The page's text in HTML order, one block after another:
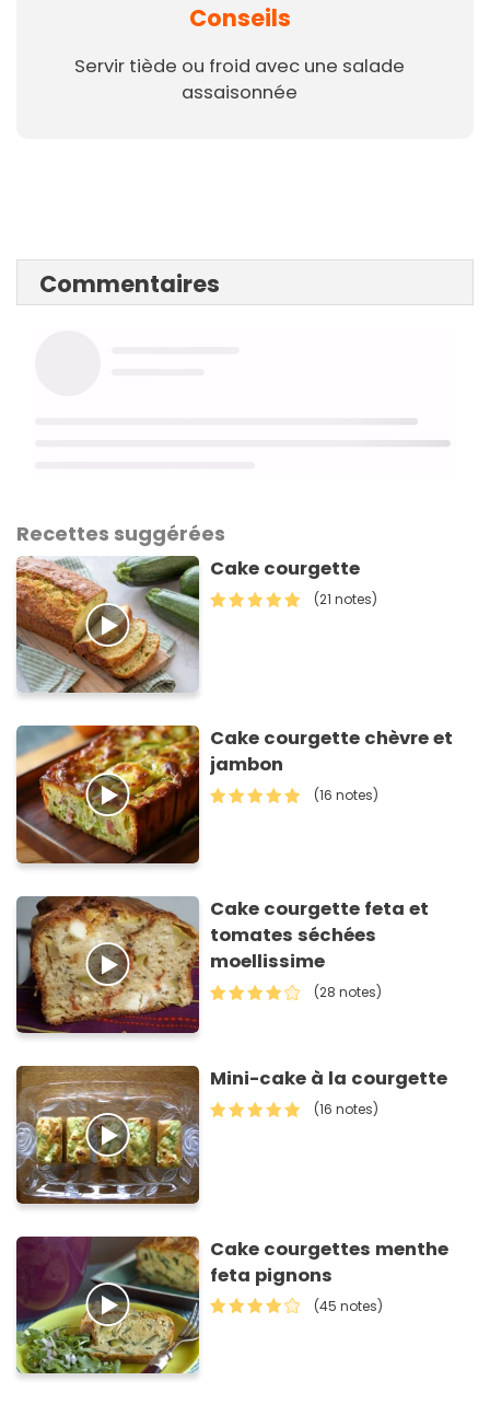
Conseils
Servir tiède ou froid avec une salade
assaisonnée
Commentaires
Recettes suggérées
Cake courgette
(21 notes)
Cake courgette chèvre et
jambon
(16 notes)
Cake courgette feta et
tomates séchées
moellissime
(28 notes)
Mini-cake à la courgette
(16 notes)
Cake courgettes menthe
feta pignons
(45 notes)